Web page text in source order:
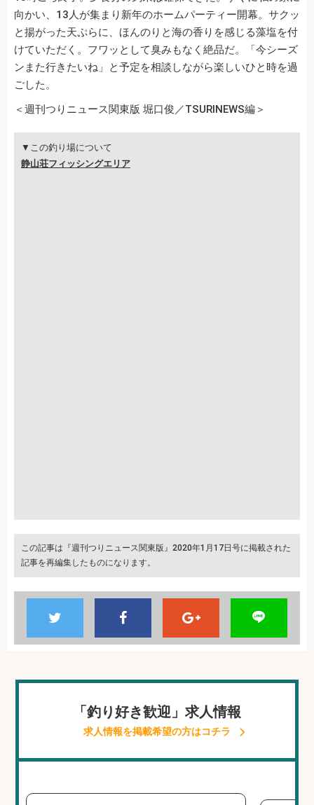
向かい、13人が集まり新年のホームパーティー開幕。サクッ
と揚がった天ぷらに、ほんのりと海の香りを感じる藻塩を付
けていただく。フワッとして臭みもなく絶品だ。「今シーズ
ンまた行きたいね」と予定を相談しながら楽しいひと時を過
ごした。
＜週刊つりニュース関東版 堀口俊／TSURINEWS編＞
▼この釣り場について
静山荘フィッシングエリア
この記事は『週刊つりニュース関東版』2020年1月17日号に掲載された
記事を再編集したものになります。
「釣り好き歓迎」求人情報
求人情報を掲載希望の方はコチラ